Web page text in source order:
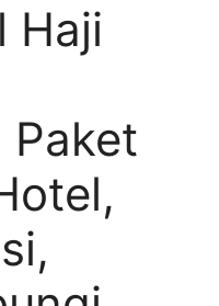
Haji
Paket